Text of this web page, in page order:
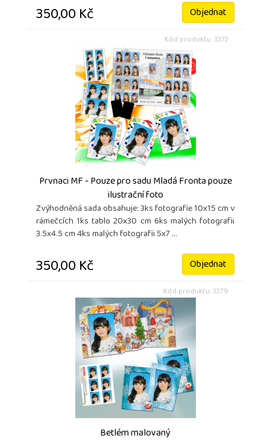
350,00 Kč Objednat
Kód produktu: 3372
Prvnaci MF - Pouze pro sadu Mladá Fronta pouze
ilustrační foto
Zvýhodněná sada obsahuje: 3ks fotografie 10x15 cm v
rámečcích 1ks tablo 20x30 cm 6ks malých fotografii
3.5x4.5 cm 4ks malých fotografii 5x7 ...
350,00 Kč Objednat
Kód produktu: 3379
Betlém malovaný